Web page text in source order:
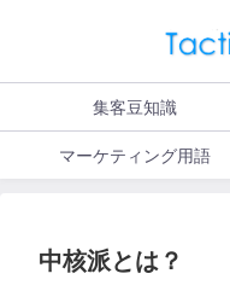
集客豆知識
マーケティング用語
中核派とは？